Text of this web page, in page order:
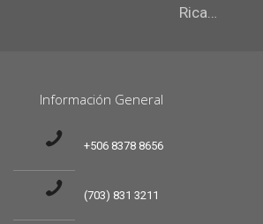
Rica…
Información General
+506 8378 8656
(703) 831 3211